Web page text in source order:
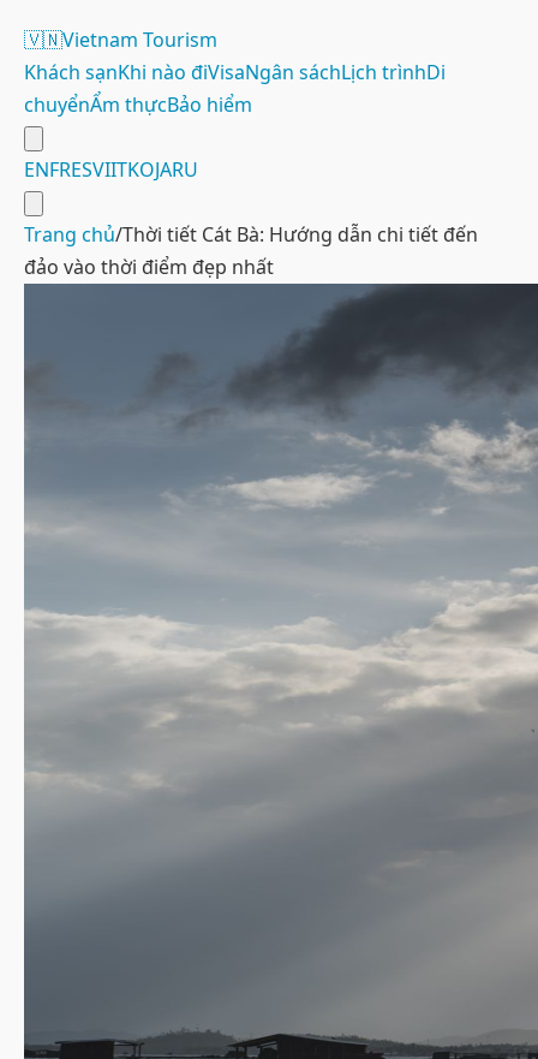
🇻🇳Vietnam Tourism
Khách sạnKhi nào điVisaNgân sáchLịch trìnhDi
chuyểnẨm thựcBảo hiểm
ENFRESVIITKOJARU
Trang chủ/Thời tiết Cát Bà: Hướng dẫn chi tiết đến
đảo vào thời điểm đẹp nhất